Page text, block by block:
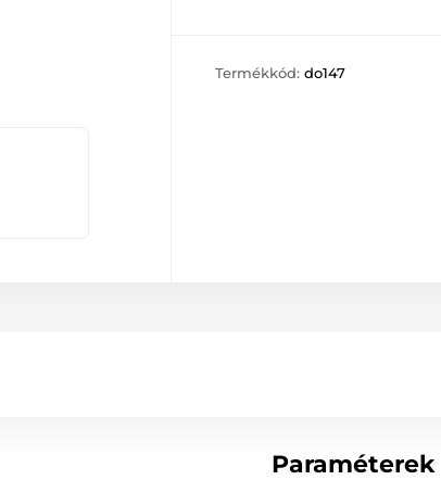
Termékkód: do147
Paraméterek